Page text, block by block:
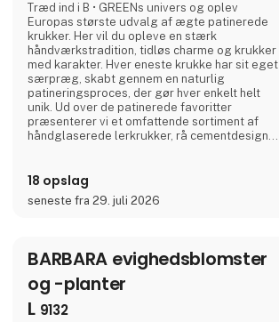
Træd ind i B • GREENs univers og oplev
Europas største udvalg af ægte patinerede
krukker. Her vil du opleve en stærk
håndværkstradition, tidløs charme og krukker
med karakter. Hver eneste krukke har sit eget
særpræg, skabt gennem en naturlig
patineringsproces, der gør hver enkelt helt
unik. Ud over de patinerede favoritter
præsenterer vi et omfattende sortiment af
håndglaserede lerkrukker, rå cementdesigns
håndværk og kvalitet, fremstillet med respekt
for miljøet og menneskene bag.Er du til
vintage, vil du elske vores samling af
18 opslag
seneste fra 29. juli 2026
BARBARA evighedsblomster
og -planter
L 9132